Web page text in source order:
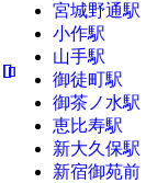
宮城野通駅
小作駅
山手駅
御徒町駅
御茶ノ水駅
恵比寿駅
新大久保駅
新宿御苑前